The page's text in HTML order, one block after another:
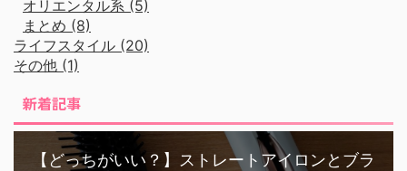
オリエンタル系 (5)
まとめ (8)
ライフスタイル (20)
その他 (1)
新着記事
【どっちがいい？】ストレートアイロンとブラ